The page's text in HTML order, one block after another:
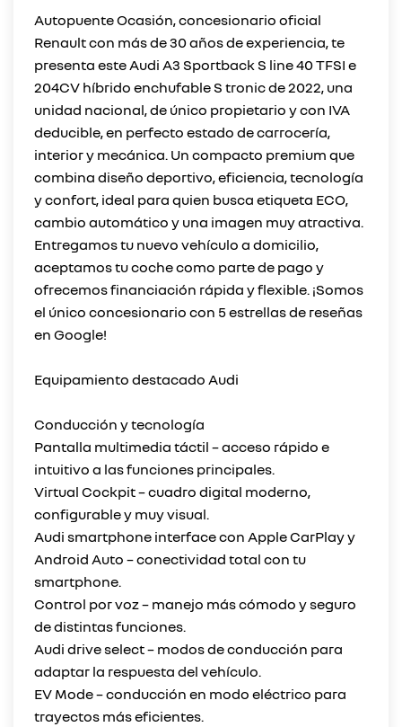
Autopuente Ocasión, concesionario oficial
Renault con más de 30 años de experiencia, te
presenta este Audi A3 Sportback S line 40 TFSI e
204CV híbrido enchufable S tronic de 2022, una
unidad nacional, de único propietario y con IVA
deducible, en perfecto estado de carrocería,
interior y mecánica. Un compacto premium que
combina diseño deportivo, eficiencia, tecnología
y confort, ideal para quien busca etiqueta ECO,
cambio automático y una imagen muy atractiva.
Entregamos tu nuevo vehículo a domicilio,
aceptamos tu coche como parte de pago y
ofrecemos financiación rápida y flexible. ¡Somos
el único concesionario con 5 estrellas de reseñas
en Google!
Equipamiento destacado Audi
Conducción y tecnología
Pantalla multimedia táctil – acceso rápido e
intuitivo a las funciones principales.
Virtual Cockpit – cuadro digital moderno,
configurable y muy visual.
Audi smartphone interface con Apple CarPlay y
Android Auto – conectividad total con tu
smartphone.
Control por voz – manejo más cómodo y seguro
de distintas funciones.
Audi drive select – modos de conducción para
adaptar la respuesta del vehículo.
EV Mode – conducción en modo eléctrico para
trayectos más eficientes.